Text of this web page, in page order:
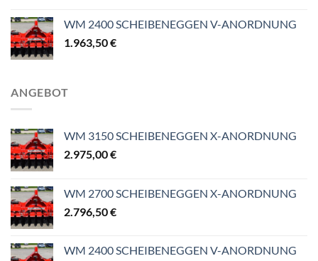
809,20 €
WM 2400 SCHEIBENEGGEN V-ANORDNUNG
1.963,50€
ANGEBOT
WM 3150 SCHEIBENEGGEN X-ANORDNUNG
2.975,00€
WM 2700 SCHEIBENEGGEN X-ANORDNUNG
2.796,50€
WM 2400 SCHEIBENEGGEN V-ANORDNUNG